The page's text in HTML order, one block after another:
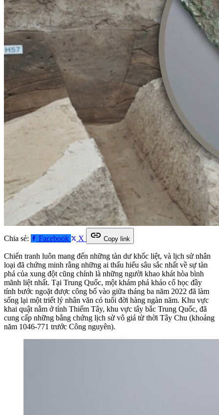
Chia sẻ: Facebook X link Copy link
Chiến tranh luôn mang đến những tàn dư khốc liệt, và lịch sử nhân
loại đã chứng minh rằng những ai thấu hiểu sâu sắc nhất về sự tàn
phá của xung đột cũng chính là những người khao khát hòa bình
mãnh liệt nhất. Tại Trung Quốc, một khám phá khảo cổ học đầy
tính bước ngoặt được công bố vào giữa tháng ba năm 2022 đã làm
sống lại một triết lý nhân văn có tuổi đời hàng ngàn năm. Khu vực
khai quật nằm ở tỉnh Thiểm Tây, khu vực tây bắc Trung Quốc, đã
cung cấp những bằng chứng lịch sử vô giá từ thời Tây Chu (khoảng
năm 1046-771 trước Công nguyên).